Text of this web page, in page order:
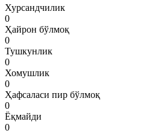
Хурсандчилик
0
Ҳайрон бўлмоқ
0
Тушкунлик
0
Хомушлик
0
Ҳафсаласи пир бўлмоқ
0
Ёқмайди
0